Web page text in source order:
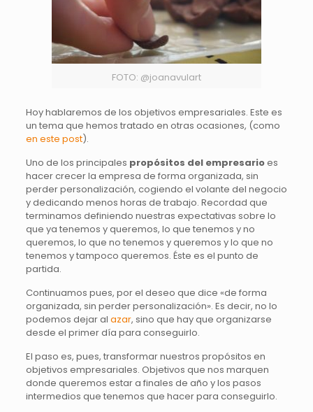
FOTO: @joanavulart
Hoy hablaremos de los objetivos empresariales. Este es
un tema que hemos tratado en otras ocasiones, (como
en este post).
Uno de los principales propósitos del empresarioes
hacer crecer la empresa de forma organizada, sin
perder personalización, cogiendo el volante del negocio
y dedicando menos horas de trabajo. Recordad que
terminamos definiendo nuestras expectativas sobre lo
que ya tenemos y queremos, lo que tenemos y no
queremos, lo que no tenemos y queremos y lo que no
tenemos y tampoco queremos. Éste es el punto de
partida.
Continuamos pues, por el deseo que dice «de forma
organizada, sin perder personalización». Es decir, no lo
podemos dejar al azar, sino que hay que organizarse
desde el primer día para conseguirlo.
El paso es, pues, transformar nuestros propósitos en
objetivos empresariales. Objetivos que nos marquen
donde queremos estar a finales de año y los pasos
intermedios que tenemos que hacer para conseguirlo.